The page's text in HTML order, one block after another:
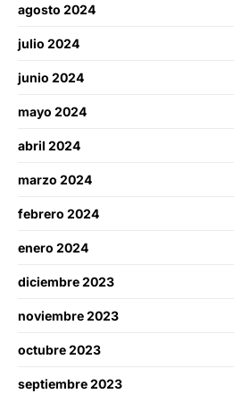
agosto 2024
julio 2024
junio 2024
mayo 2024
abril 2024
marzo 2024
febrero 2024
enero 2024
diciembre 2023
noviembre 2023
octubre 2023
septiembre 2023